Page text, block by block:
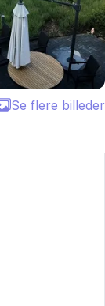
Se flere billeder